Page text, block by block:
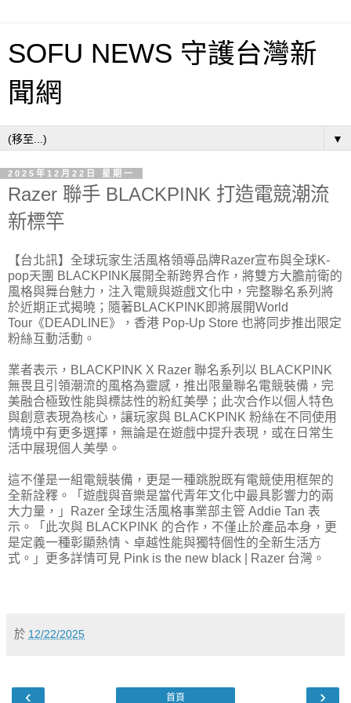
SOFU NEWS 守護台灣新
聞網
▼
2025年12月22日 星期一
Razer 聯手 BLACKPINK 打造電競潮流
新標竿
【台北訊】全球玩家生活風格領導品牌Razer宣布與全球K-
pop天團 BLACKPINK展開全新跨界合作，將雙方大膽前衛的
風格與舞台魅力，注入電競與遊戲文化中，完整聯名系列將
於近期正式揭曉；隨著BLACKPINK即將展開World
Tour《DEADLINE》，香港 Pop-Up Store 也將同步推出限定
粉絲互動活動。
業者表示，BLACKPINK X Razer 聯名系列以 BLACKPINK
無畏且引領潮流的風格為靈感，推出限量聯名電競裝備，完
美融合極致性能與標誌性的粉紅美學；此次合作以個人特色
與創意表現為核心，讓玩家與 BLACKPINK 粉絲在不同使用
情境中有更多選擇，無論是在遊戲中提升表現，或在日常生
活中展現個人美學。
這不僅是一組電競裝備，更是一種跳脫既有電競使用框架的
全新詮釋。「遊戲與音樂是當代青年文化中最具影響力的兩
大力量，」Razer 全球生活風格事業部主管 Addie Tan 表
示。「此次與 BLACKPINK 的合作，不僅止於產品本身，更
是定義一種彰顯熱情、卓越性能與獨特個性的全新生活方
式。」更多詳情可見 Pink is the new black | Razer 台灣。
於 12/22/2025
‹ ›
首頁